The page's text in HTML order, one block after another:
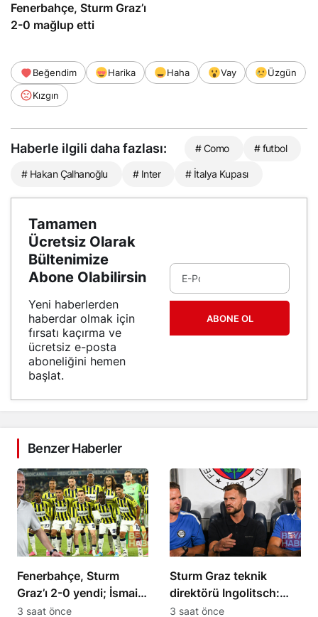
Fenerbahçe, Sturm Graz’ı
2-0 mağlup etti
Beğendim Harika Haha Vay
Üzgün
Kızgın
Haberle ilgili daha fazlası: # Como # futbol
# Hakan Çalhanoğlu # Inter # İtalya Kupası
Tamamen
Ücretsiz Olarak
Bültenimize
Abone Olabilirsin
Yeni haberlerden
haberdar olmak için
fırsatı kaçırma ve
ücretsiz e-posta
aboneliğini hemen
başlat.
ABONE OL
Benzer Haberler
Fenerbahçe, Sturm
Graz’ı 2-0 yendi; İsmail
Kartal kalitesini
3 saat önce
Sturm Graz teknik
direktörü Ingolitsch:
Talisca’yı durdurmak
3 saat önce